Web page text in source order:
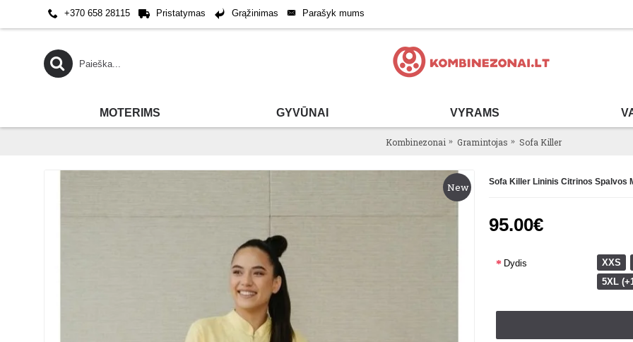
+370 658 28115 Pristatymas Grąžinimas Parašyk mums
MOTERIMS GYVŪNAI VYRAMS
Kombinezonai Gramintojas Sofa Killer
New Sofa Killer Lininis Citrinos Spalvos
95.00€
Dydis XXS
5XL